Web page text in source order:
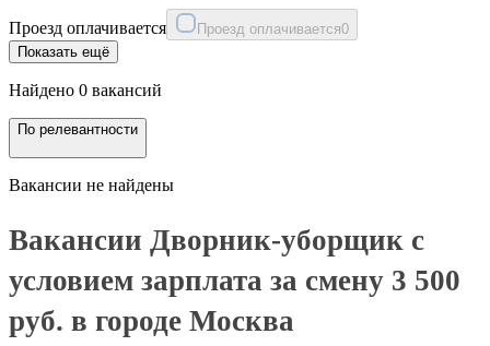
Проезд оплачивается Проезд оплачивается0
Показать ещё
Найдено 0 вакансий
По релевантности
Вакансии не найдены
Вакансии Дворник-уборщик с
условием зарплата за смену 3 500
руб. в городе Москва